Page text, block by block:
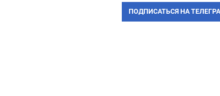
ПОДПИСАТЬСЯ НА